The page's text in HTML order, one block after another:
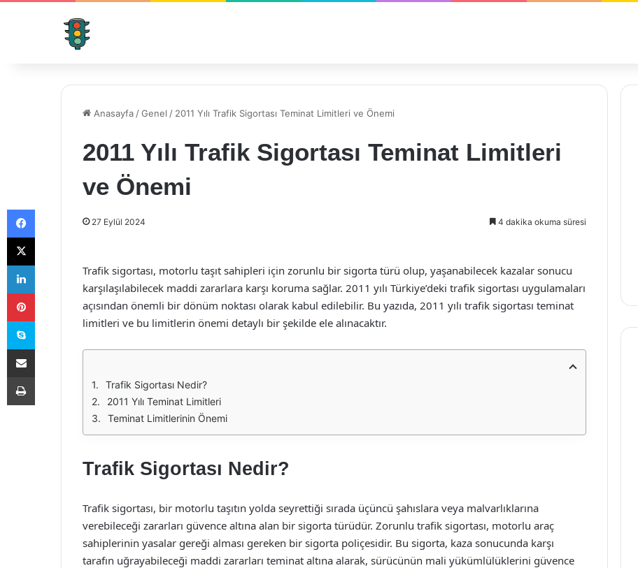
Anasayfa /Genel / 2011 Yılı Trafik Sigortası Teminat Limitleri ve Önemi
2011 Yılı Trafik Sigortası Teminat Limitleri
ve Önemi
27 Eylül 2024 4 dakika okuma süresi
Trafik sigortası, motorlu taşıt sahipleri için zorunlu bir sigorta türü olup, yaşanabilecek kazalar sonucu
karşılaşılabilecek maddi zararlara karşı koruma sağlar. 2011 yılı Türkiye’deki trafik sigortası uygulamaları
açısından önemli bir dönüm noktası olarak kabul edilebilir. Bu yazıda, 2011 yılı trafik sigortası teminat
limitleri ve bu limitlerin önemi detaylı bir şekilde ele alınacaktır.
Trafik Sigortası Nedir?
2011 Yılı Teminat Limitleri
Teminat Limitlerinin Önemi
Trafik Sigortası Nedir?
Trafik sigortası, bir motorlu taşıtın yolda seyrettiği sırada üçüncü şahıslara veya malvarlıklarına
verebileceği zararları güvence altına alan bir sigorta türüdür. Zorunlu trafik sigortası, motorlu araç
sahiplerinin yasalar gereği alması gereken bir sigorta poliçesidir. Bu sigorta, kaza sonucunda karşı
tarafın uğrayabileceği maddi zararları teminat altına alarak, sürücünün mali yükümlülüklerini güvence
Facebook
X
LinkedIn
Pinterest
Skype
E-Posta ile paylaş